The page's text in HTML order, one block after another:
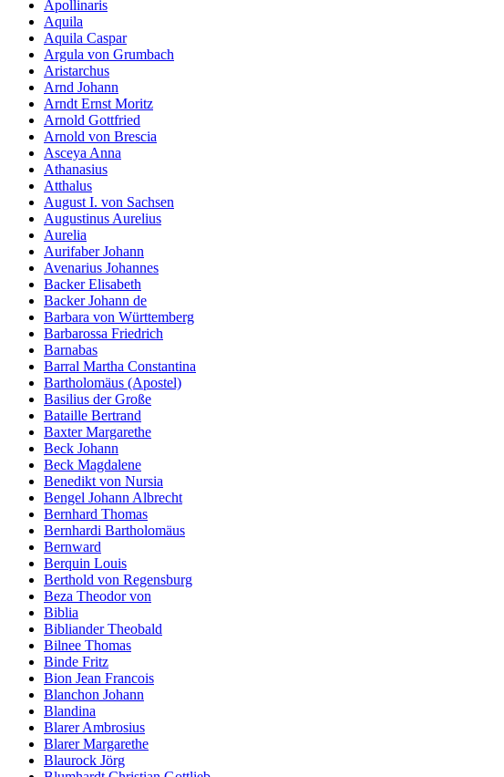
Apollinaris
Aquila
Aquila Caspar
Argula von Grumbach
Aristarchus
Arnd Johann
Arndt Ernst Moritz
Arnold Gottfried
Arnold von Brescia
Asceya Anna
Athanasius
Atthalus
August I. von Sachsen
Augustinus Aurelius
Aurelia
Aurifaber Johann
Avenarius Johannes
Backer Elisabeth
Backer Johann de
Barbara von Württemberg
Barbarossa Friedrich
Barnabas
Barral Martha Constantina
Bartholomäus (Apostel)
Basilius der Große
Bataille Bertrand
Baxter Margarethe
Beck Johann
Beck Magdalene
Benedikt von Nursia
Bengel Johann Albrecht
Bernhard Thomas
Bernhardi Bartholomäus
Bernward
Berquin Louis
Berthold von Regensburg
Beza Theodor von
Biblia
Bibliander Theobald
Bilnee Thomas
Binde Fritz
Bion Jean Francois
Blanchon Johann
Blandina
Blarer Ambrosius
Blarer Margarethe
Blaurock Jörg